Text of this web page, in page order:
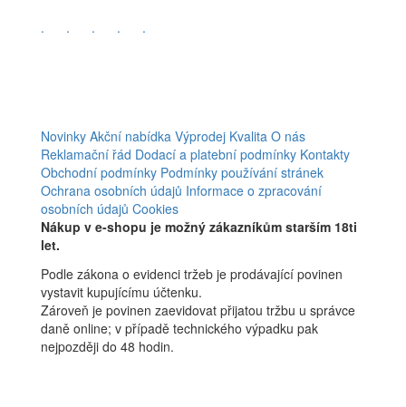
. . . . .
Novinky Akční nabídka Výprodej Kvalita O nás
Reklamační řád Dodací a platební podmínky Kontakty
Obchodní podmínky Podmínky používání stránek
Ochrana osobních údajů Informace o zpracování
osobních údajů Cookies
Nákup v e-shopu je možný zákazníkům starším 18ti
let.
Podle zákona o evidenci tržeb je prodávající povinen
vystavit kupujícímu účtenku.
Zároveň je povinen zaevidovat přijatou tržbu u správce
daně online; v případě technického výpadku pak
nejpozději do 48 hodin.